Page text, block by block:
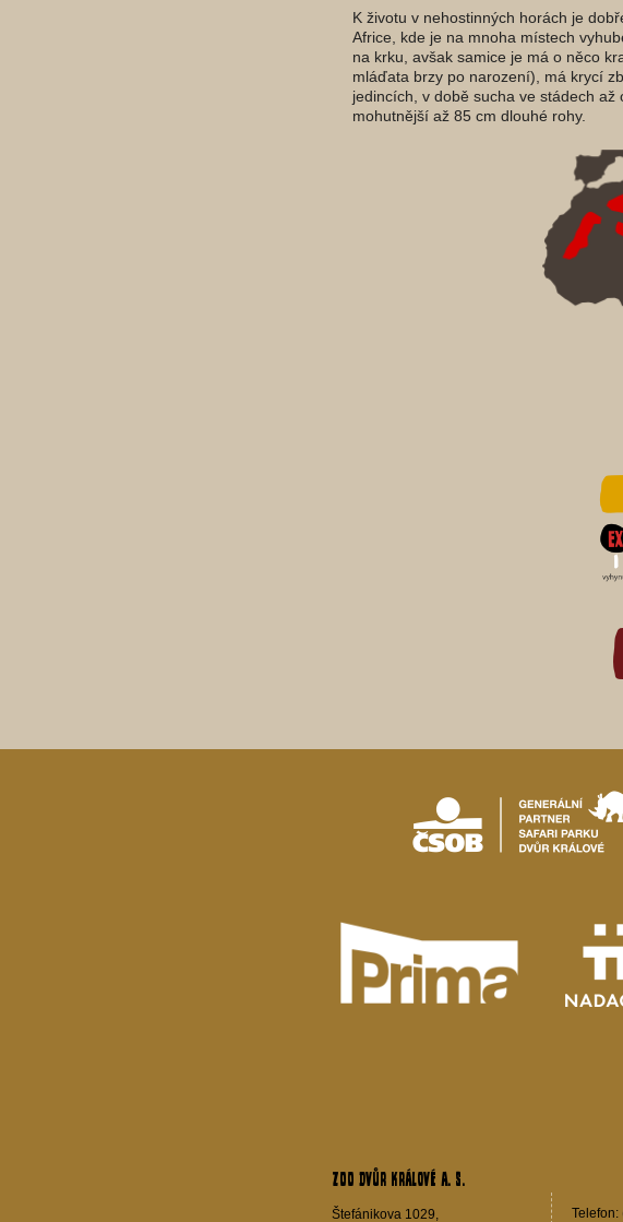
K životu v nehostinných horách je
Africe, kde je na mnoha místech
na krku, avšak samice je má o něco
mláďata brzy po narození), má krycí
jedincích, v době sucha ve stádech
mohutnější až 85 cm dlouhé rohy.
ZOO Dvůr Králové a. s.
Štefánikova 1029, Telefon: